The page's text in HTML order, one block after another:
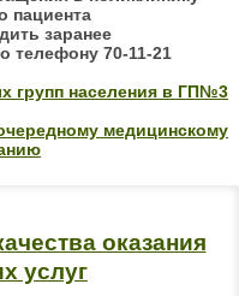
пациента
заранее
телефону 70-11-21
групп населения в ГП№3
медицинскому
оказания
услуг